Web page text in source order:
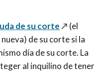
de su corte↗️ (el
nueva) de su corte si la
día de su corte. La
al inquilino de tener